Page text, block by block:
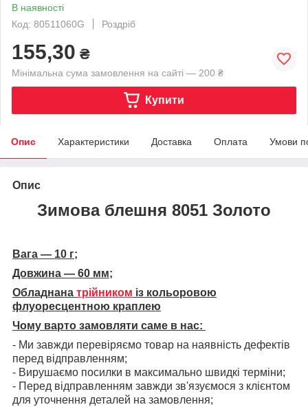
В наявності
Код: 80511060G
Роздріб
155,30 ₴
Мінімальна сума замовлення на сайті — 200 ₴
Купити
Опис Характеристики Доставка Оплата Умови
Опис
Зимова блешня 8051 Золото
Вага — 10 г;
Довжина — 60 мм;
Обладнана трійником із кольоровою
флуоресцентною краплею
Чому варто замовляти саме в нас:
- Ми завжди перевіряємо товар на наявність дефектів
перед відправленням;
- Вирушаємо посилки в максимально швидкі терміни;
- Перед відправленням завжди зв'язуємося з клієнтом
для уточнення деталей на замовлення;